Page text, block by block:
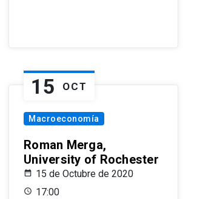
15 OCT
Macroeconomía
Roman Merga,
University of Rochester
15 de Octubre de 2020
17:00